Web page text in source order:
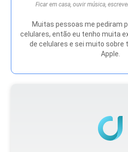
Ficar em casa, ouvir música,
Muitas pessoas me pediram
celulares, então eu tenho muita
de celulares e sei muito sobre
Apple.